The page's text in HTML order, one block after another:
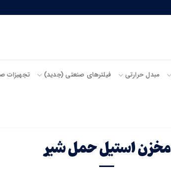
مبدل حرارتی فیلترهای صنعتی (جدید) تجهیزات
مخزن استیل حمل شیر